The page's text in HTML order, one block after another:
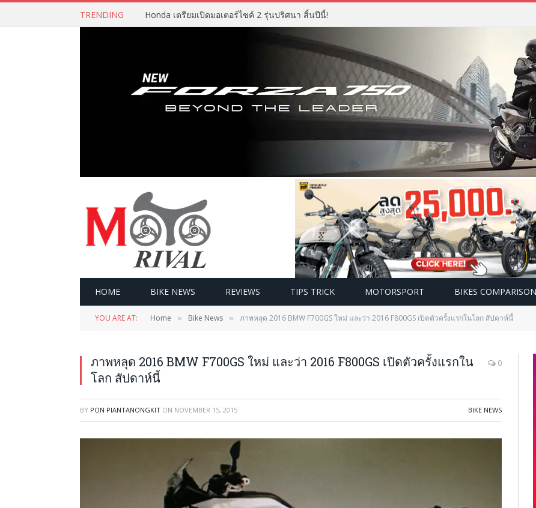
TRENDING Honda เตรียมเปิดมอเตอร์ไซค์ 2 รุ่นปริศนา สิ้นปีนี้!
HOME BIKE NEWS REVIEWS TIPS TRICK MOTORSPORT BIKES COMPARISON
YOU ARE AT: Home » Bike News » ภาพหลุด 2016 BMW F700GS ใหม่ และว่า 2016 F800GS เปิดตัวครั้งแรกในโลก สัปดาห์นี้
ภาพหลุด 2016 BMW F700GS ใหม่ และว่า 2016 F800GS เปิดตัวครั้งแรกใน
โลก สัปดาห์นี้
0
BY PON PIANTANONGKIT ON NOVEMBER 15, 2015 BIKE NEWS